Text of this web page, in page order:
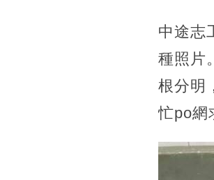
中途志
種照片
根分明
忙po網